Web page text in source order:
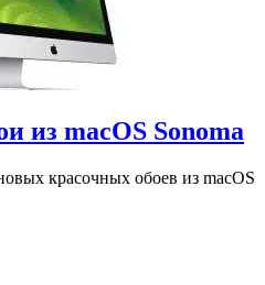
из macOS Sonoma
красочных обоев из macOS